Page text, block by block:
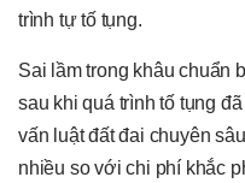
trình tự tố tụng.
Sai lầm trong khâu chuẩn
sau khi quá trình tố tụng
vấn luật đất đai chuyên
nhiều so với chi phí khắc